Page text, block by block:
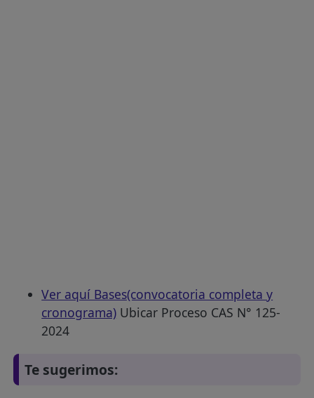
Ver aquí Bases(convocatoria completa y
cronograma) Ubicar Proceso CAS N° 125-
2024
Te sugerimos: